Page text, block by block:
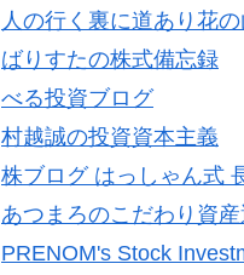
人の行く裏に道あり花の
ばりすたの株式備忘録
べる投資ブログ
村越誠の投資資本主義
株ブログ はっしゃん式
あつまろのこだわり資産
PRENOM's Stock